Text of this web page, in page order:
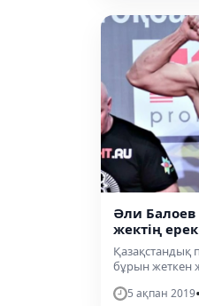
Әли
жектің
Қазақстандық
бұрын жеткен
5 ақпан 2019•